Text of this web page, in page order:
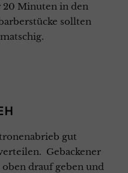
20 Minuten in den
sollten
gut
Gebackener
drauf geben und